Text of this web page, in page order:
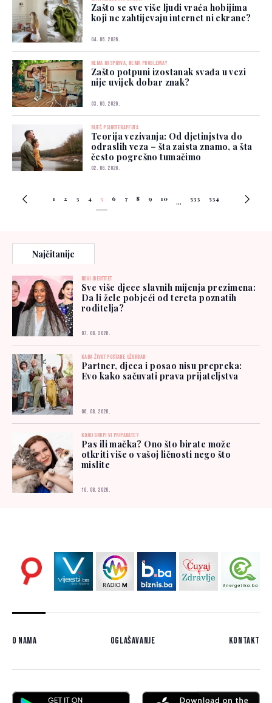
Zašto se sve više ljudi vraća hobijima
koji ne zahtijevaju internet ni ekrane?
04. 06. 2026.
NEMA RASPRAVA, NEMA PROBLEMA?
Zašto potpuni izostanak svađa u vezi
nije uvijek dobar znak?
03. 06. 2026.
RIJEČ PSIHOTERAPEUTA
Teorija vezivanja: Od djetinjstva do
odraslih veza – šta zaista znamo, a šta
često pogrešno tumačimo
02. 06. 2026.
1 2 3 4 5 6 7 8 9 10 ... 533 534
Najčitanije
NOVI IDENTITET
Sve više djece slavnih mijenja prezimena:
Da li žele pobjeći od tereta poznatih
roditelja?
07. 08. 2026.
KADA ŽIVOT POSTANE UŽURBAN
Partner, djeca i posao nisu prepreka:
Evo kako sačuvati prava prijateljstva
06. 08. 2026.
KOJOJ GRUPI VI PRIPADATE?
Pas ili mačka? Ono što birate može
otkriti više o vašoj ličnosti nego što
mislite
10. 08. 2026.
O nama Oglašavanje Kontakt